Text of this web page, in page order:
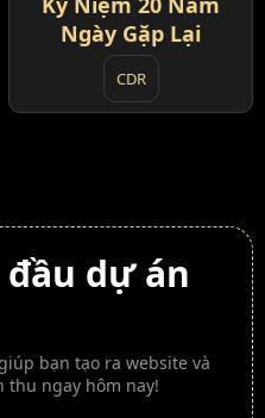
Ngày Gặp Lại
CDR
đầu dự án
bạn tạo ra website và
thu ngay hôm nay!